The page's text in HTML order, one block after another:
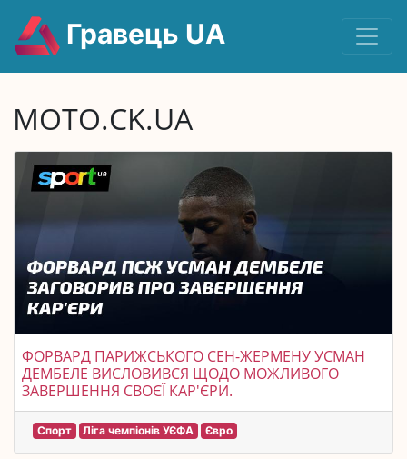
Гравець UA
MOTO.CK.UA
ФОРВАРД ПАРИЖСЬКОГО СЕН-ЖЕРМЕНУ УСМАН
ДЕМБЕЛЕ ВИСЛОВИВСЯ ЩОДО МОЖЛИВОГО
ЗАВЕРШЕННЯ СВОЄЇ КАР'ЄРИ.
Спорт Ліга чемпіонів УЄФА Євро